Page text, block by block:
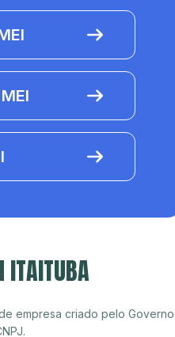
ITAITUBA
empresa criado pelo Governo